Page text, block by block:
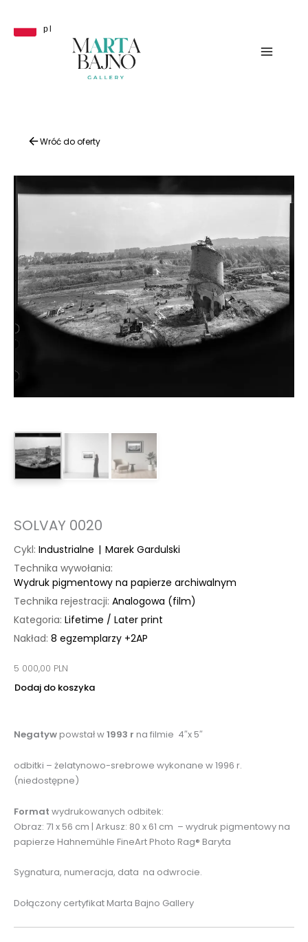
treści
Wróć do oferty
SOLVAY 0020
Cykl: Industrialne | Marek Gardulski
Technika wywołania:
Wydruk pigmentowy na papierze archiwalnym
Technika rejestracji: Analogowa (film)
Kategoria: Lifetime / Later print
Nakład: 8 egzemplarzy +2AP
5 000,00 PLN
Dodaj do koszyka
Negatywpowstał w1993 r na filmie 4″x 5″
odbitki – żelatynowo-srebrowe wykonane w 1996 r.
(niedostępne)
Format wydrukowanych odbitek:
Obraz: 71 x 56 cm | Arkusz: 80 x 61 cm – wydruk pigmentowy na
papierze Hahnemühle FineArt Photo Rag® Baryta
Sygnatura, numeracja, data na odwrocie.
Dołączony certyfikat Marta Bajno Gallery
pl